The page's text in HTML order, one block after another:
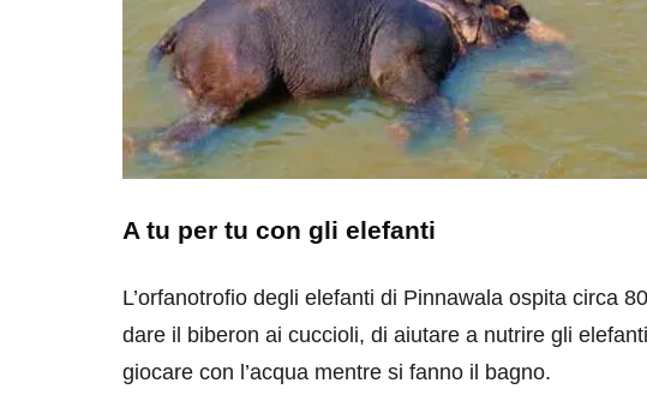
A tu per tu con gli elefanti
L’orfanotrofio degli elefanti di Pinnawala ospita circa
dare il biberon ai cuccioli, di aiutare a nutrire gli
giocare con l’acqua mentre si fanno il bagno.